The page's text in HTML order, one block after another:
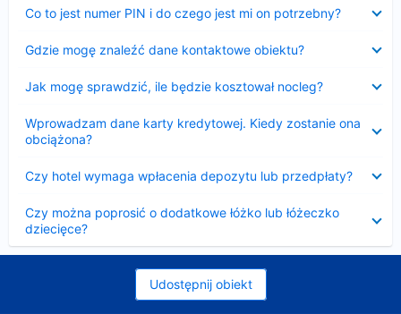
Co to jest numer PIN i do czego jest mi on potrzebny?
Gdzie mogę znaleźć dane kontaktowe obiektu?
Jak mogę sprawdzić, ile będzie kosztował nocleg?
Wprowadzam dane karty kredytowej. Kiedy zostanie ona
obciążona?
Czy hotel wymaga wpłacenia depozytu lub przedpłaty?
Czy można poprosić o dodatkowe łóżko lub łóżeczko
dziecięce?
Udostępnij obiekt